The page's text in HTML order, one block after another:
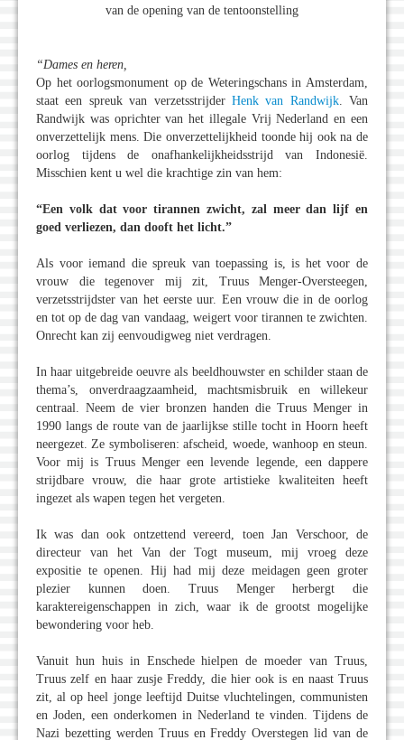
van de opening van de tentoonstelling
“Dames en heren,
Op het oorlogsmonument op de Weteringschans in Amsterdam,
staat een spreuk van verzetsstrijder Henk van Randwijk. Van
Randwijk was oprichter van het illegale Vrij Nederland en een
onverzettelijk mens. Die onverzettelijkheid toonde hij ook na de
oorlog tijdens de onafhankelijkheidsstrijd van Indonesië.
Misschien kent u wel die krachtige zin van hem:
“Een volk dat voor tirannen zwicht, zal meer dan lijf en
goed verliezen, dan dooft het licht.”
Als voor iemand die spreuk van toepassing is, is het voor de
vrouw die tegenover mij zit, Truus Menger-Oversteegen,
verzetsstrijdster van het eerste uur. Een vrouw die in de oorlog
en tot op de dag van vandaag, weigert voor tirannen te zwichten.
Onrecht kan zij eenvoudigweg niet verdragen.
In haar uitgebreide oeuvre als beeldhouwster en schilder staan de
thema’s, onverdraagzaamheid, machtsmisbruik en willekeur
centraal. Neem de vier bronzen handen die Truus Menger in
1990 langs de route van de jaarlijkse stille tocht in Hoorn heeft
neergezet. Ze symboliseren: afscheid, woede, wanhoop en steun.
Voor mij is Truus Menger een levende legende, een dappere
strijdbare vrouw, die haar grote artistieke kwaliteiten heeft
ingezet als wapen tegen het vergeten.
Ik was dan ook ontzettend vereerd, toen Jan Verschoor, de
directeur van het Van der Togt museum, mij vroeg deze
expositie te openen. Hij had mij deze meidagen geen groter
plezier kunnen doen. Truus Menger herbergt die
karaktereigenschappen in zich, waar ik de grootst mogelijke
bewondering voor heb.
Vanuit hun huis in Enschede hielpen de moeder van Truus,
Truus zelf en haar zusje Freddy, die hier ook is en naast Truus
zit, al op heel jonge leeftijd Duitse vluchtelingen, communisten
en Joden, een onderkomen in Nederland te vinden. Tijdens de
Nazi bezetting werden Truus en Freddy Overstegen lid van de